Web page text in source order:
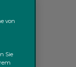
von
Sie